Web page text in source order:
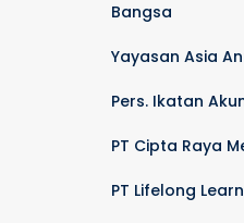
Bangsa
Yayasan Asia
Pers. Ikatan
PT Cipta Raya
PT Lifelong